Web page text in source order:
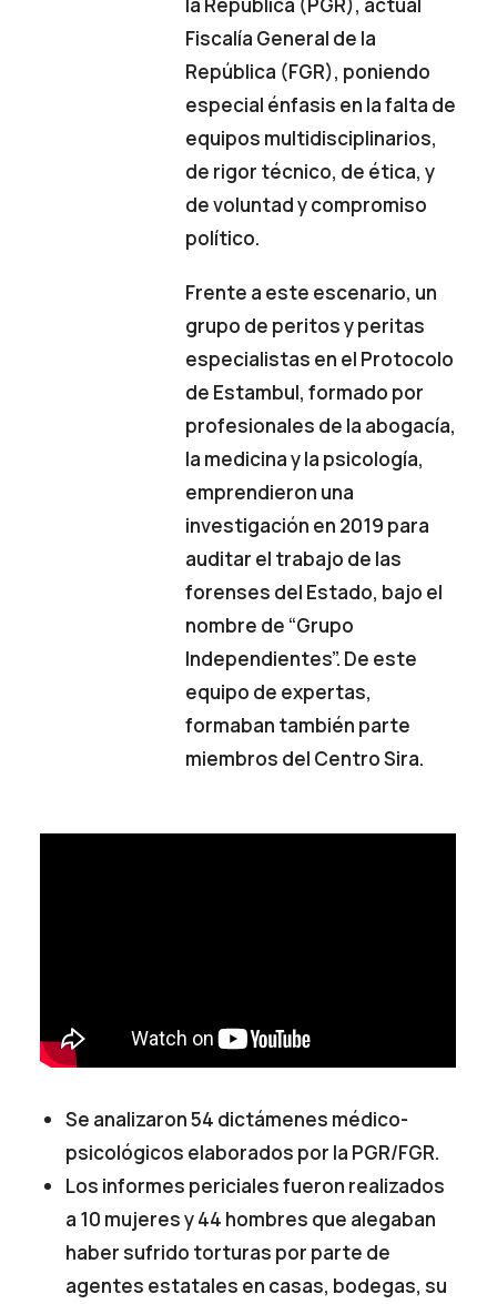
la República (PGR), actual
Fiscalía General de la
República (FGR), poniendo
especial énfasis en la falta de
equipos multidisciplinarios,
de rigor técnico, de ética, y
de voluntad y compromiso
político.
Frente a este escenario, un
grupo de peritos y peritas
especialistas en el Protocolo
de Estambul, formado por
profesionales de la abogacía,
la medicina y la psicología,
emprendieron una
investigación en 2019 para
auditar el trabajo de las
forenses del Estado, bajo el
nombre de “Grupo
Independientes”. De este
equipo de expertas,
formaban también parte
miembros del Centro Sira.
Se analizaron 54 dictámenes médico-
psicológicos elaborados por la PGR/FGR.
Los informes periciales fueron realizados
a 10 mujeres y 44 hombres que alegaban
haber sufrido torturas por parte de
agentes estatales en casas, bodegas, su